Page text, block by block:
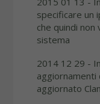
specificare un
che quindi non
sistema
2014 12 29 -
aggiornamenti
aggiornato